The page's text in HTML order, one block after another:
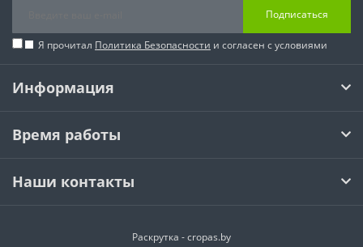
Подписаться
Я прочитал Политика Безопасности и согласен с условиями
Информация
Время работы
Наши контакты
Раскрутка -cropas.by